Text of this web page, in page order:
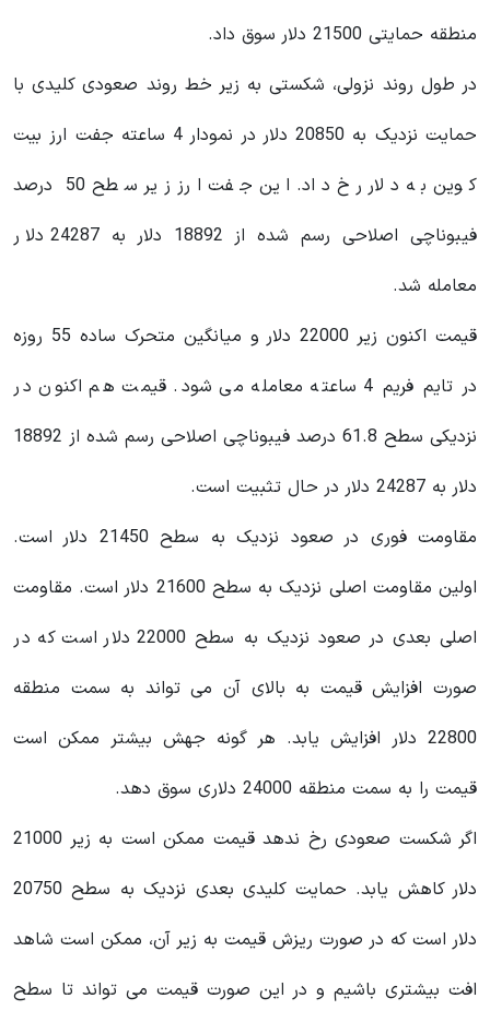
منطقه حمایتی 21500 دلار سوق داد.
در طول روند نزولی، شکستی به زیر خط روند صعودی کلیدی با
حمایت نزدیک به 20850 دلار در نمودار 4 ساعته جفت ارز بیت
کوین به دلار رخ داد. این جفت ارز زیر سطح 50 درصد
فیبوناچی اصلاحی رسم شده از 18892 دلار به 24287 دلار
معامله شد.
قیمت اکنون زیر 22000 دلار و میانگین متحرک ساده 55 روزه
در تایم فریم 4 ساعته معامله می شود. قیمت هم اکنون در
نزدیکی سطح 61.8 درصد فیبوناچی اصلاحی رسم شده از 18892
دلار به 24287 دلار در حال تثبیت است.
مقاومت فوری در صعود نزدیک به سطح 21450 دلار است.
اولین مقاومت اصلی نزدیک به سطح 21600 دلار است. مقاومت
اصلی بعدی در صعود نزدیک به سطح 22000 دلار است که در
صورت افزایش قیمت به بالای آن می تواند به سمت منطقه
22800 دلار افزایش یابد. هر گونه جهش بیشتر ممکن است
قیمت را به سمت منطقه 24000 دلاری سوق دهد.
اگر شکست صعودی رخ ندهد قیمت ممکن است به زیر 21000
دلار کاهش یابد. حمایت کلیدی بعدی نزدیک به سطح 20750
دلار است که در صورت ریزش قیمت به زیر آن، ممکن است شاهد
افت بیشتری باشیم و در این صورت قیمت می تواند تا سطح